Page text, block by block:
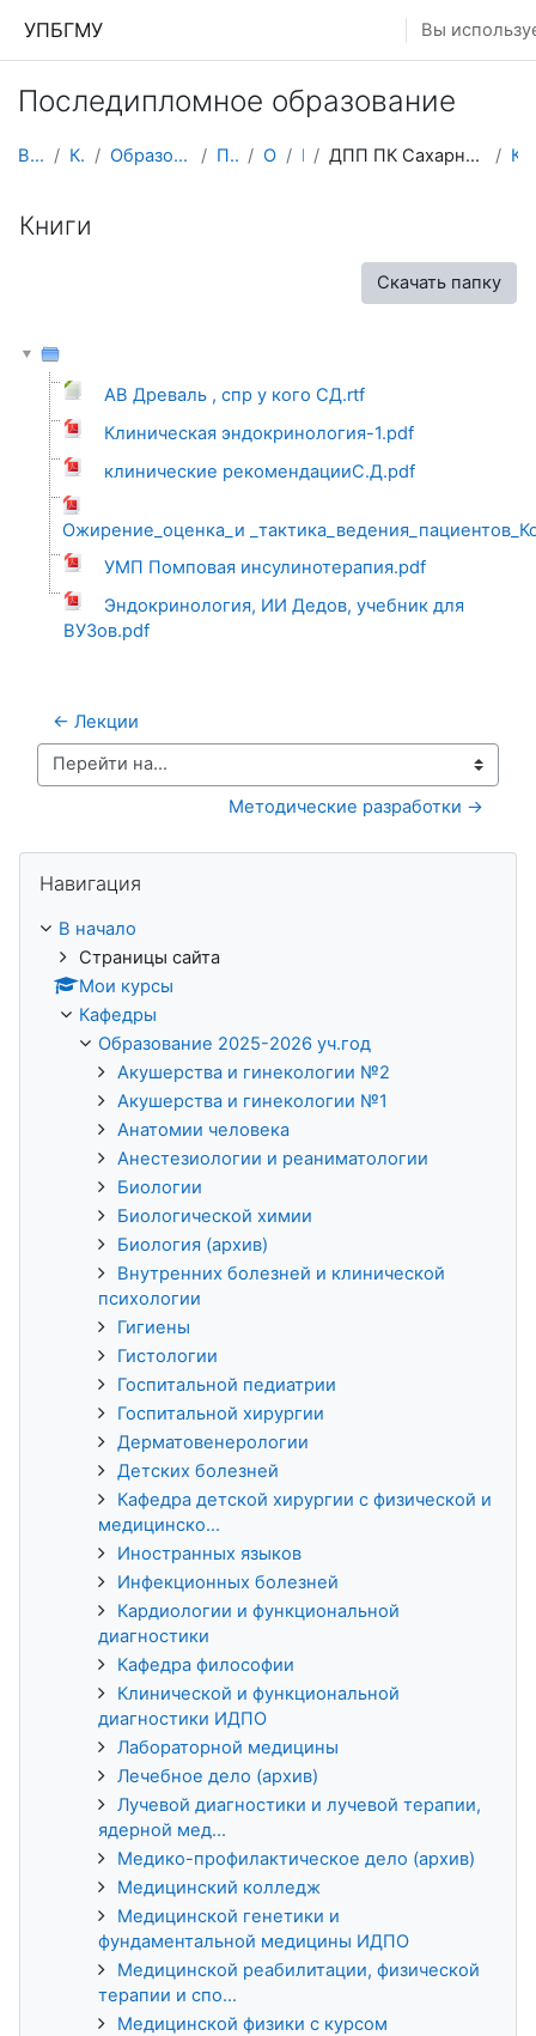
УПБГМУ Вы
Последипломное образование
В начало Кафедры Образование 2025-2026 уч.год Педиатрии О курсе ИПО ДПП ПК Сахарный диабет у детей. Профилактика, диаг...
Книги
Скачать папку
АВ Древаль , спр у кого СД.rtf
Клиническая эндокринология-1.pdf
клинические рекомендацииС.Д.pdf
Ожирение_оценка_и
УМП Помповая инсулинотерапия.pdf
Эндокринология, ИИ Дедов, учебник для
ВУЗов.pdf
← Лекции
Перейти на...
Методические разработки →
Навигация
В начало
Страницы сайта
Мои курсы
Кафедры
Образование 2025-2026 уч.год
Акушерства и гинекологии №2
Акушерства и гинекологии №1
Анатомии человека
Анестезиологии и реаниматологии
Биологии
Биологической химии
Биология (архив)
Внутренних болезней и клинической
психологии
Гигиены
Гистологии
Госпитальной педиатрии
Госпитальной хирургии
Дерматовенерологии
Детских болезней
Кафедра детской хирургии с физической и
медицинско...
Иностранных языков
Инфекционных болезней
Кардиологии и функциональной
диагностики
Кафедра философии
Клинической и функциональной
диагностики ИДПО
Лабораторной медицины
Лечебное дело (архив)
Лучевой диагностики и лучевой терапии,
ядерной мед...
Медико-профилактическое дело (архив)
Медицинский колледж
Медицинской генетики и
фундаментальной медицины ИДПО
Медицинской реабилитации, физической
терапии и спо...
Медицинской физики с курсом